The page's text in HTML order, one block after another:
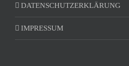
DATENSCHUTZERKLÄRUNG
IMPRESSUM